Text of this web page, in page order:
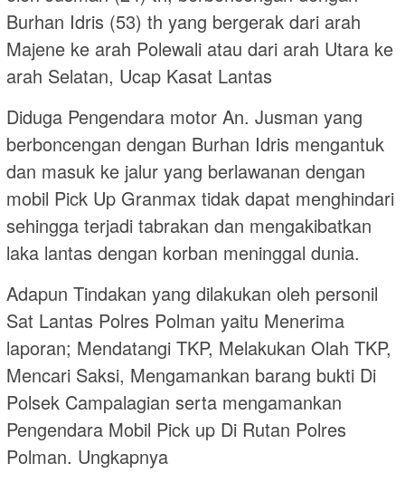
Burhan Idris (53) th yang bergerak dari arah
Majene ke arah Polewali atau dari arah Utara ke
arah Selatan, Ucap Kasat Lantas
Diduga Pengendara motor An. Jusman yang
berboncengan dengan Burhan Idris mengantuk
dan masuk ke jalur yang berlawanan dengan
mobil Pick Up Granmax tidak dapat menghindari
sehingga terjadi tabrakan dan mengakibatkan
laka lantas dengan korban meninggal dunia.
Adapun Tindakan yang dilakukan oleh personil
Sat Lantas Polres Polman yaitu Menerima
laporan; Mendatangi TKP, Melakukan Olah TKP,
Mencari Saksi, Mengamankan barang bukti Di
Polsek Campalagian serta mengamankan
Pengendara Mobil Pick up Di Rutan Polres
Polman. Ungkapnya